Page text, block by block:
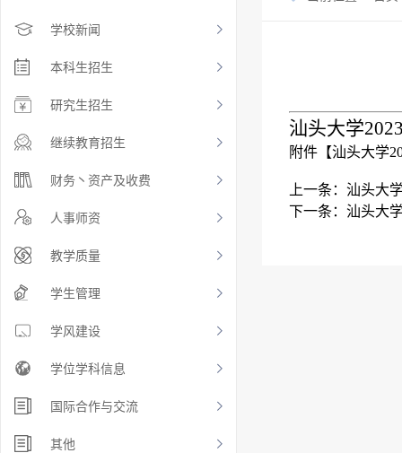
学校新闻
本科生招生
研究生招生
继续教育招生
财务丶资产及收费
人事师资
教学质量
学生管理
学风建设
学位学科信息
国际合作与交流
其他
汕头大学
附件【汕头大学
上一条： 汕头大
下一条： 汕头大